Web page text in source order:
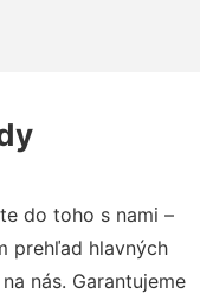
do toho s nami –
prehľad hlavných
nás. Garantujeme